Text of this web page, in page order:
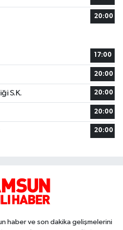
20:00
17:00
20:00
S.K. 20:00
20:00
20:00
haber ve son dakika gelişmelerini